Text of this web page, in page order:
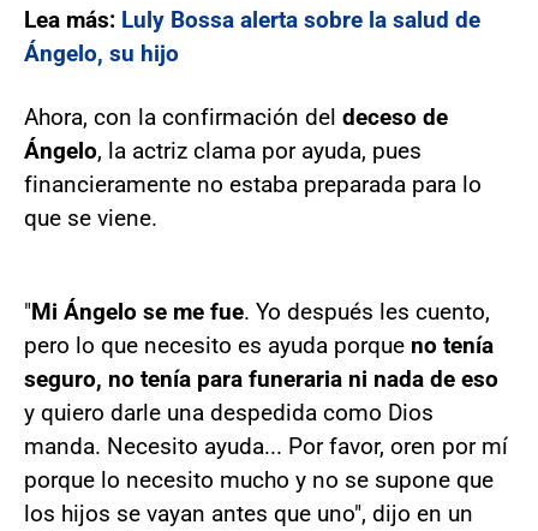
Lea más: Luly Bossa alerta sobre la salud de
Ángelo, su hijo
Ahora, con la confirmación del deceso de
Ángelo, la actriz clama por ayuda, pues
financieramente no estaba preparada para lo
que se viene.
"Mi Ángelo se me fue. Yo después les cuento,
pero lo que necesito es ayuda porque no tenía
seguro, no tenía para funeraria ni nada de eso
y quiero darle una despedida como Dios
manda. Necesito ayuda... Por favor, oren por mí
porque lo necesito mucho y no se supone que
los hijos se vayan antes que uno", dijo en un